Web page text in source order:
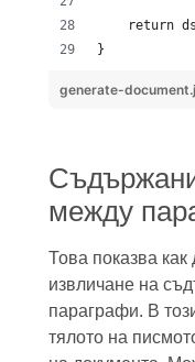
}
generate-
между
Това показва как
извличане на
параграфи. В
тялото на